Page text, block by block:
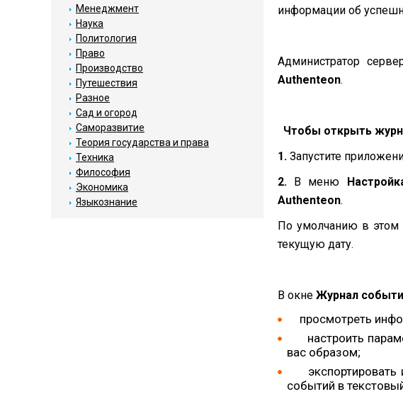
информации об
Администратор
Authenteon.
Чтобы открыть
1. Запустите
2. В меню
Authenteon.
По умолчанию в этом
текущую дату.
В окне Журнал
просмотреть
настроить
вас образом;
событий в
Менеджмент
Наука
Политология
Право
Производство
Путешествия
Разное
Сад и огород
Саморазвитие
Теория государства и права
Техника
Философия
Экономика
Языкознание